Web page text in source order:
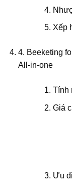
Xếp
4. Beeketing
All-in-one
Tính
Giá
Ưu